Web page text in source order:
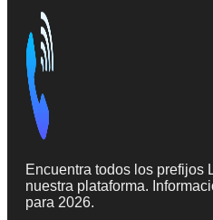
Encuentra todos los prefijos
nuestra plataforma.
para 2026.